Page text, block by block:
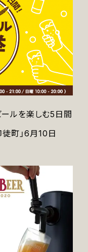
ルを楽しむ5日間
町」6月10日